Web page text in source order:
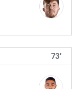
73'